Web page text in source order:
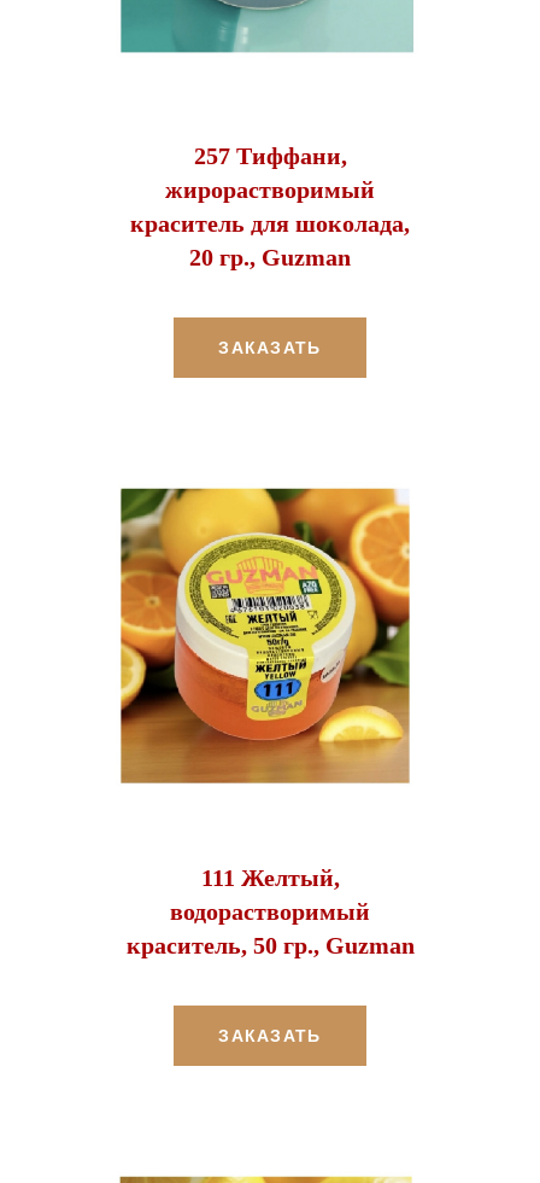
257 Тиффани,
жирорастворимый
краситель для шоколада,
20 гр., Guzman
ЗАКАЗАТЬ
111 Желтый,
водорастворимый
краситель, 50 гр., Guzman
ЗАКАЗАТЬ